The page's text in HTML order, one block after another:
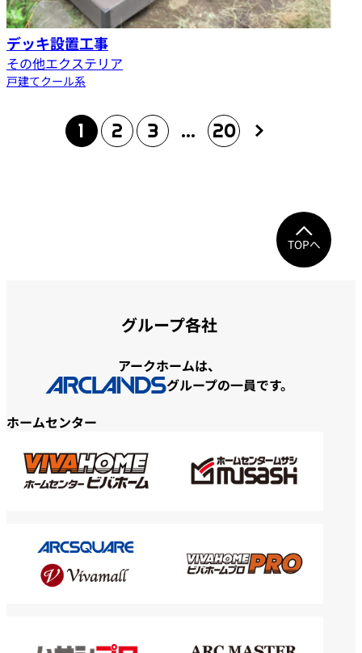
デッキ設置工事
その他エクステリア
戸建てクール系
1 2 3 … 20
TOPへ
グループ各社
アークホームは、
グループの一員です。
ホームセンター